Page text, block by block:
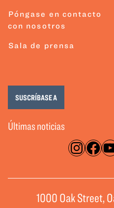
Póngase en contacto
con nosotros
Sala de prensa
Últimas noticias
SUSCRÍBASE A
1000 Oak Street,